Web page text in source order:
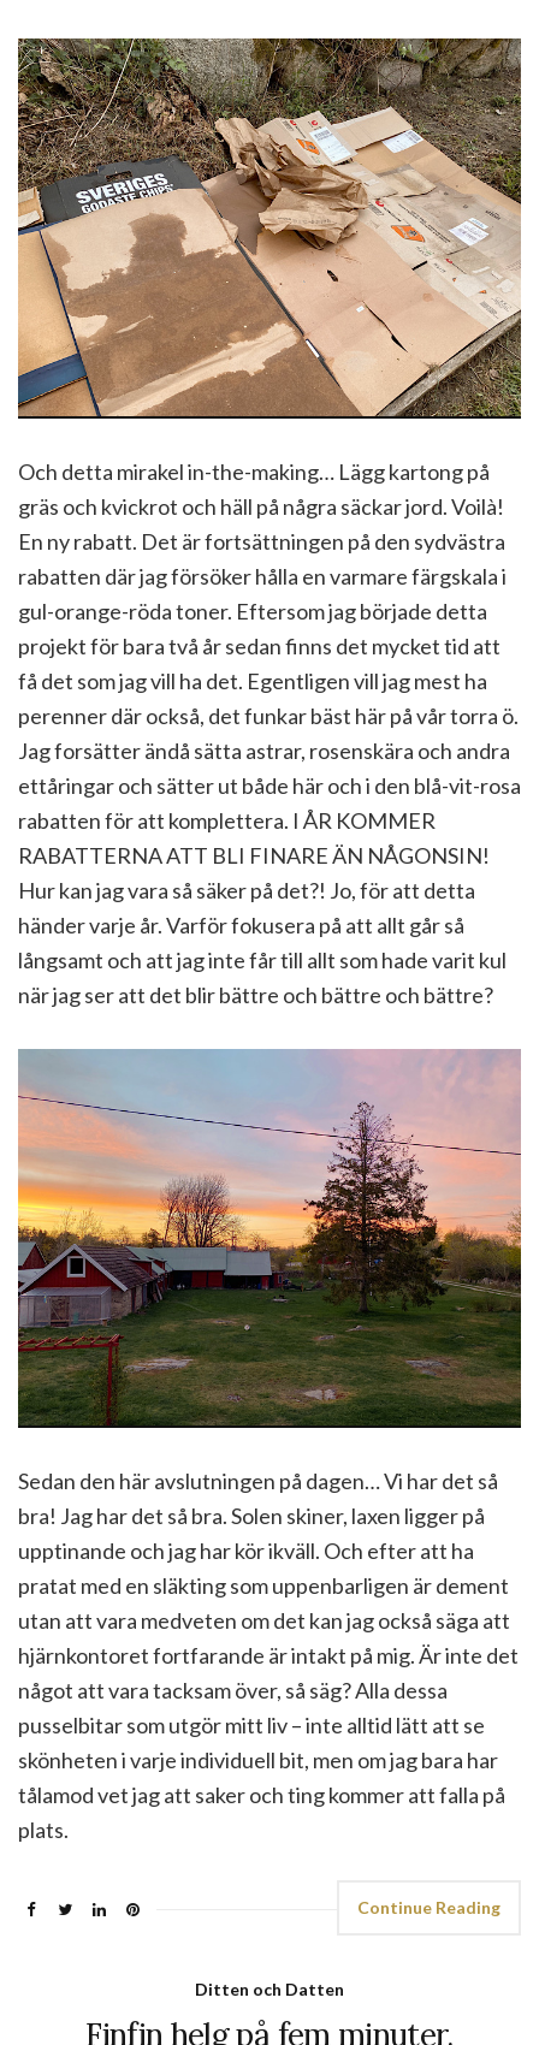
Och detta mirakel in-the-making… Lägg kartong på
gräs och kvickrot och häll på några säckar jord. Voilà!
En ny rabatt. Det är fortsättningen på den sydvästra
rabatten där jag försöker hålla en varmare färgskala i
gul-orange-röda toner. Eftersom jag började detta
projekt för bara två år sedan finns det mycket tid att
få det som jag vill ha det. Egentligen vill jag mest ha
perenner där också, det funkar bäst här på vår torra ö.
Jag forsätter ändå sätta astrar, rosenskära och andra
ettåringar och sätter ut både här och i den blå-vit-rosa
rabatten för att komplettera. I ÅR KOMMER
RABATTERNA ATT BLI FINARE ÄN NÅGONSIN!
Hur kan jag vara så säker på det?! Jo, för att detta
händer varje år. Varför fokusera på att allt går så
långsamt och att jag inte får till allt som hade varit kul
när jag ser att det blir bättre och bättre och bättre?
Sedan den här avslutningen på dagen… Vi har det så
bra! Jag har det så bra. Solen skiner, laxen ligger på
upptinande och jag har kör ikväll. Och efter att ha
pratat med en släkting som uppenbarligen är dement
utan att vara medveten om det kan jag också säga att
hjärnkontoret fortfarande är intakt på mig. Är inte det
något att vara tacksam över, så säg? Alla dessa
pusselbitar som utgör mitt liv – inte alltid lätt att se
skönheten i varje individuell bit, men om jag bara har
tålamod vet jag att saker och ting kommer att falla på
plats.
Continue Reading
Ditten och Datten
Finfin helg på fem minuter.